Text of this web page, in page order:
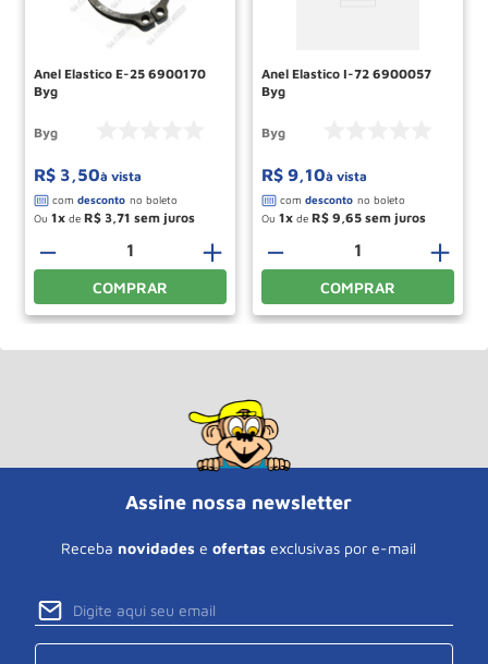
Anel Elastico E-25 6900170
Byg
Byg
R$ 3,50à vista
Ou 1 de R$ 3 71
＋
－
COMPRAR
Anel Elastico I-72 6900057
Byg
Byg
R$ 9,10à vista
Ou 1 de R$ 9 65
＋
－
COMPRAR
Assine nossa newsletter
Receba novidades e ofertas exclusivas por e-mail